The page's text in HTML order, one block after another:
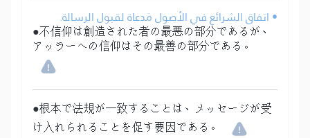
• اتفاق الشرائع في الأصول مَدعاة لقبول الرسالة.
●不信仰は創造された者の最悪の部分であるが、
アッラーへの信仰はその最善の部分である。
●根本で法規が一致することは、メッセージが受
け入れられることを促す要因である。